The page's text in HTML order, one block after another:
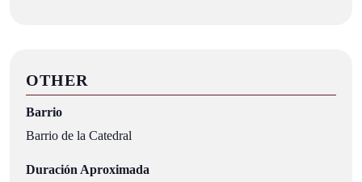
OTHER
Barrio
Barrio de la Catedral
Duración Aproximada